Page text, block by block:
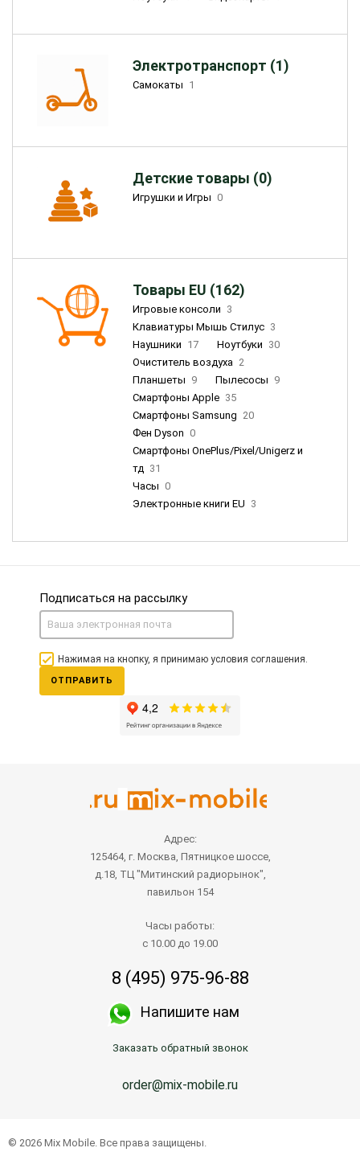
Электротранспорт (1)
Самокаты 1
Детские товары (0)
Игрушки и Игры 0
Товары EU (162)
Игровые консоли 3
Клавиатуры Мышь Стилус 3
Наушники 17 Ноутбуки 30
Очиститель воздуха 2
Планшеты 9 Пылесосы 9
Смартфоны Apple 35
Смартфоны Samsung 20
Фен Dyson 0
Смартфоны OnePlus/Pixel/Unigerz и
тд 31
Часы 0
Электронные книги EU 3
Подписаться на рассылку
Нажимая на кнопку, я принимаю условия соглашения.
ОТПРАВИТЬ
Адрес:
125464, г. Москва, Пятницкое шоссе,
д.18, ТЦ "Митинский радиорынок",
павильон 154
Часы работы:
с 10.00 до 19.00
8 (495) 975-96-88
Напишите нам
Заказать обратный звонок
order@mix-mobile.ru
© 2026 Mix Mobile. Все права защищены.